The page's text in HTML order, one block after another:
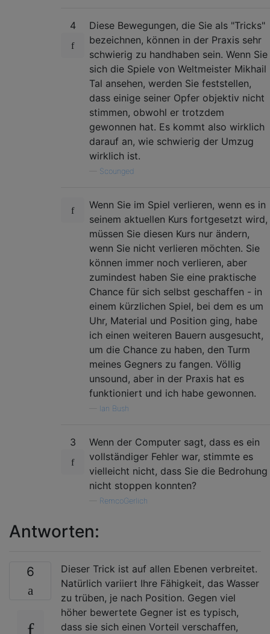
4
Diese Bewegungen, die Sie als "Tricks"
bezeichnen, können in der Praxis sehr
schwierig zu handhaben sein. Wenn Sie
sich die Spiele von Weltmeister Mikhail
Tal ansehen, werden Sie feststellen,
dass einige seiner Opfer objektiv nicht
stimmen, obwohl er trotzdem
gewonnen hat. Es kommt also wirklich
darauf an, wie schwierig der Umzug
wirklich ist.
Scounged
Wenn Sie im Spiel verlieren, wenn es in
seinem aktuellen Kurs fortgesetzt wird,
müssen Sie diesen Kurs nur ändern,
wenn Sie nicht verlieren möchten. Sie
können immer noch verlieren, aber
zumindest haben Sie eine praktische
Chance für sich selbst geschaffen - in
einem kürzlichen Spiel, bei dem es um
Uhr, Material und Position ging, habe
ich einen weiteren Bauern ausgesucht,
um die Chance zu haben, den Turm
meines Gegners zu fangen. Völlig
unsound, aber in der Praxis hat es
funktioniert und ich habe gewonnen.
Ian Bush
3
Wenn der Computer sagt, dass es ein
vollständiger Fehler war, stimmte es
vielleicht nicht, dass Sie die Bedrohung
nicht stoppen konnten?
RemcoGerlich
Antworten:
6
Dieser Trick ist auf allen Ebenen verbreitet.
Natürlich variiert Ihre Fähigkeit, das Wasser
zu trüben, je nach Position. Gegen viel
höher bewertete Gegner ist es typisch,
dass sie sich einen Vorteil verschaffen,